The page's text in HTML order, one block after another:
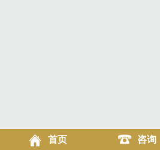
首页 咨询